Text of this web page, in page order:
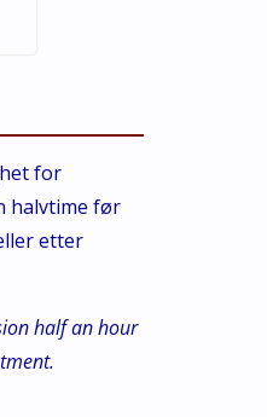
for
halvtime før
etter
half an hour